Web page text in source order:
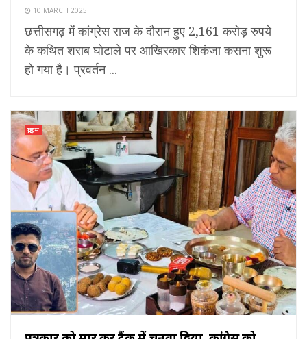
10 MARCH 2025
छत्तीसगढ़ में कांग्रेस राज के दौरान हुए 2,161 करोड़ रुपये
के कथित शराब घोटाले पर आखिरकार शिकंजा कसना शुरू
हो गया है। प्रवर्तन ...
क्राइम